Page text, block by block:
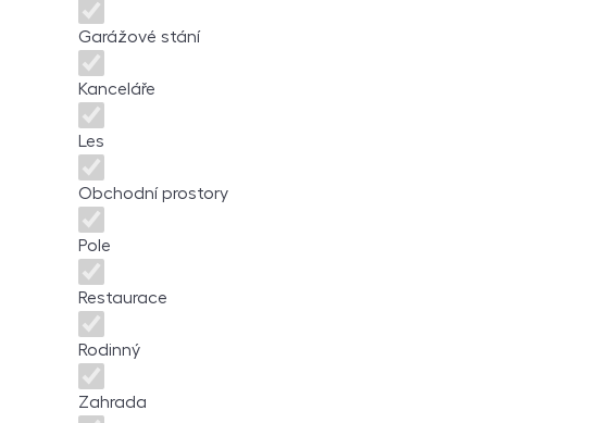
Garážové stání
Kanceláře
Les
Obchodní prostory
Pole
Restaurace
Rodinný
Zahrada